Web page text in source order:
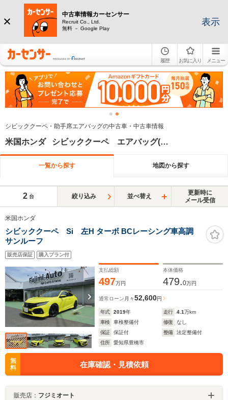
中古車情報カーセンサー
Recruit Co., Ltd.
無料 － Google Play
表示
履歴 お気に入り メニュー
シビッククーペ・助手席エアバッグの中古車・中古車情報
米国ホンダ シビッククーペ エアバッグ(助手席)
一覧から探す 地図から探す
2 台 絞り込み 並べ替え
更新時に
メール受信
米国ホンダ
シビッククーペ Si 左H ターボ BCレーシング車高調
サンルーフ
販売店保証 購入プラン付
支払総額
497万円
本体価格
479.0万円
通常ローン 月々52,600円
年式 2019年 走行 4.1万km
車検
車検整備付 修復
なし
保証
保証付 整備
法定整備付
住所
愛知県豊橋市
無
料
在庫確認・見積依頼
販売店： フジミオート